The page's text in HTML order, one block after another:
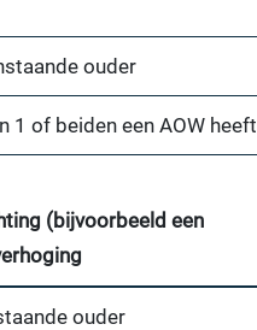
ouder
1 of beiden een AOW heeft
(bijvoorbeeld een
ouder